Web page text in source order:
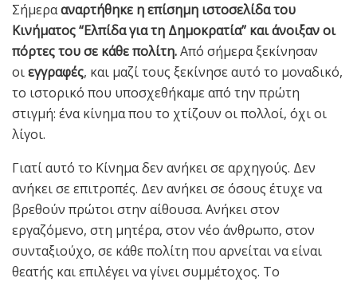
Σήμερααναρτήθηκε η επίσημη ιστοσελίδα του
Κινήματος “Ελπίδα για τη Δημοκρατία” και άνοιξαν οι
πόρτες του σε κάθε πολίτη.Από σήμερα ξεκίνησαν
οιεγγραφές, και μαζί τους ξεκίνησε αυτό το μοναδικό,
το ιστορικό που υποσχεθήκαμε από την πρώτη
στιγμή: ένα κίνημα που το χτίζουν οι πολλοί, όχι οι
λίγοι.
Γιατί αυτό το Κίνημα δεν ανήκει σε αρχηγούς. Δεν
ανήκει σε επιτροπές. Δεν ανήκει σε όσους έτυχε να
βρεθούν πρώτοι στην αίθουσα. Ανήκει στον
εργαζόμενο, στη μητέρα, στον νέο άνθρωπο, στον
συνταξιούχο, σε κάθε πολίτη που αρνείται να είναι
θεατής και επιλέγει να γίνει συμμέτοχος. Το